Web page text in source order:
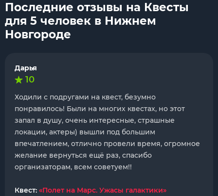
Последние отзывы на Квесты
для 5 человек в Нижнем
Новгороде
Дарья
10
Ходили с подругами на квест, безумно
понравилось! Были на многих квестах, но этот
запал в душу, очень интересные, страшные
локации, актеры) вышли под большим
впечатлением, отлично провели время, огромное
желание вернуться ещё раз, спасибо
организаторам, всем советуем!!
Квест: «Полет на Марс. Ужасы галактики»